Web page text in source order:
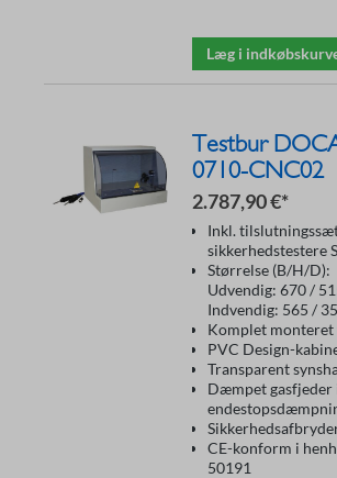
Læg i
Testbur
0710-CNC02
2.787,90 €*
Inkl.
sikkerhedstestere
Størrelse (B/H/D):
Udvendig: 670 /
Indvendig: 565 /
Komplet
PVC Design-
Transparent
Dæmpet gasfjeder
CE-konform i
50191